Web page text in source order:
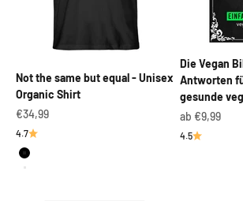
Not the same but equal - Unisex
Organic Shirt
Angebot
€34,99
4.7
Schwarz
Die Vegan
Antworten
gesunde
Angebot
ab €9,99
4.5